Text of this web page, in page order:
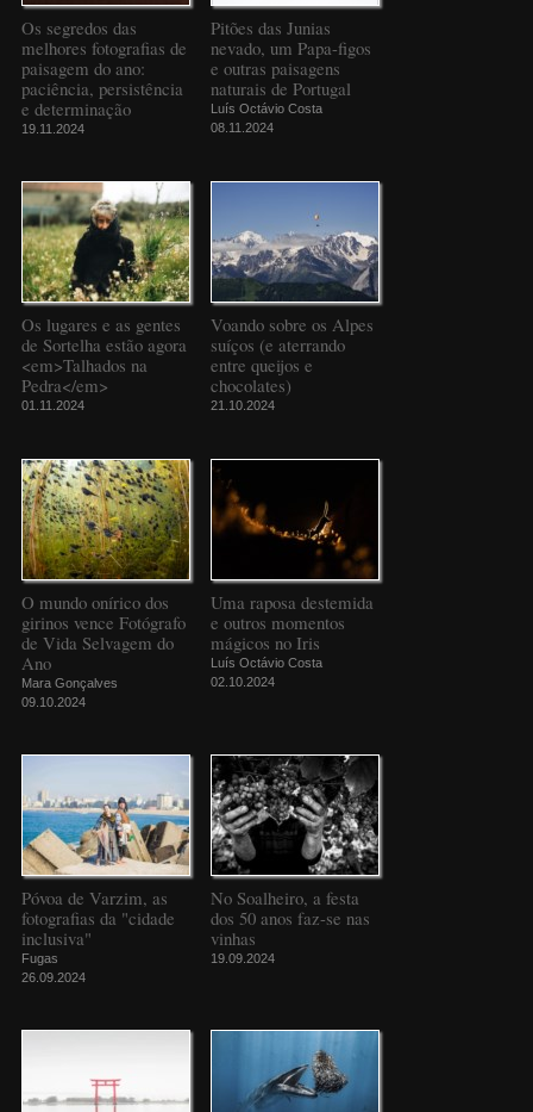
Os segredos das
melhores fotografias de
paisagem do ano:
paciência, persistência
e determinação
19.11.2024
Pitões das Junias
nevado, um Papa-figos
e outras paisagens
naturais de Portugal
Luís Octávio Costa
08.11.2024
Os lugares e as gentes
de Sortelha estão agora
<em>Talhados na
Pedra</em>
01.11.2024
Voando sobre os Alpes
suíços (e aterrando
entre queijos e
chocolates)
21.10.2024
O mundo onírico dos
girinos vence Fotógrafo
de Vida Selvagem do
Ano
Mara Gonçalves
09.10.2024
Uma raposa destemida
e outros momentos
mágicos no Iris
Luís Octávio Costa
02.10.2024
Póvoa de Varzim, as
fotografias da "cidade
inclusiva"
Fugas
26.09.2024
No Soalheiro, a festa
dos 50 anos faz-se nas
vinhas
19.09.2024